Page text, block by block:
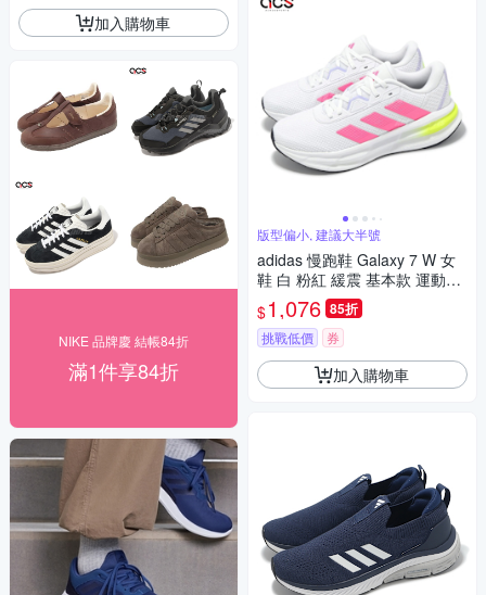
加入購物車
NIKE 品牌慶 結帳84折
滿1件享84折
版型偏小, 建議大半號
adidas 慢跑鞋 Galaxy 7 W 女
鞋 白 粉紅 緩震 基本款 運動鞋
愛迪達 JI4604
$1,076 85折
挑戰低價 券
加入購物車